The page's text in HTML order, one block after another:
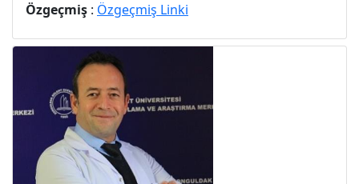
Özgeçmiş : Özgeçmiş Linki